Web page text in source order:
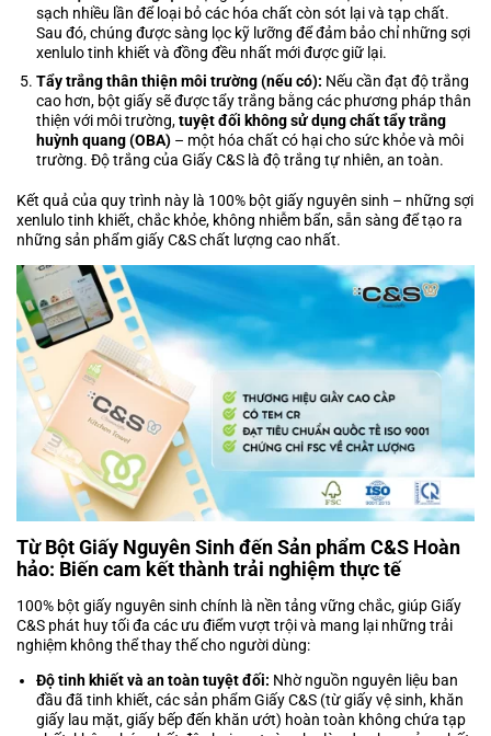
sạch nhiều lần để loại bỏ các hóa chất còn sót lại và tạp chất.
Sau đó, chúng được sàng lọc kỹ lưỡng để đảm bảo chỉ những sợi
xenlulo tinh khiết và đồng đều nhất mới được giữ lại.
Tẩy trắng thân thiện môi trường (nếu có): Nếu cần đạt độ trắng
cao hơn, bột giấy sẽ được tẩy trắng bằng các phương pháp thân
thiện với môi trường,tuyệt đối không sử dụng chất tẩy trắng
huỳnh quang (OBA) – một hóa chất có hại cho sức khỏe và môi
trường. Độ trắng của Giấy C&S là độ trắng tự nhiên, an toàn.
Kết quả của quy trình này là 100% bột giấy nguyên sinh – những sợi
xenlulo tinh khiết, chắc khỏe, không nhiễm bẩn, sẵn sàng để tạo ra
những sản phẩm giấy C&S chất lượng cao nhất.
Từ Bột Giấy Nguyên Sinh đến Sản phẩm C&S Hoàn
hảo: Biến cam kết thành trải nghiệm thực tế
100% bột giấy nguyên sinh chính là nền tảng vững chắc, giúp Giấy
C&S phát huy tối đa các ưu điểm vượt trội và mang lại những trải
nghiệm không thể thay thế cho người dùng:
Độ tinh khiết và an toàn tuyệt đối: Nhờ nguồn nguyên liệu ban
đầu đã tinh khiết, các sản phẩm Giấy C&S (từgiấy vệ sinh, khăn
giấy lau mặt,giấy bếpđến khăn ướt) hoàn toàn không chứa tạp